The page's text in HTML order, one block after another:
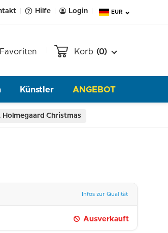
Hilfe Login EUR
Favoriten Korb (0)
Künstler ANGEBOT
Holmegaard Christmas
Infos zur Qualität
Ausverkauft